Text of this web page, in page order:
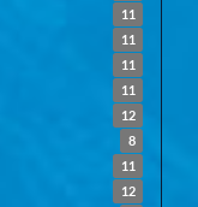
11
11
11
11
12
8
11
12